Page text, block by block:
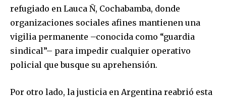
Join our community of
SUBSCRIBERS and be part of the
refugiado en Lauca Ñ, Cochabamba, donde
organizaciones sociales afines mantienen una
vigilia permanente –conocida como “guardia
sindical”– para impedir cualquier operativo
policial que busque su aprehensión.
Por otro lado, la justicia en Argentina reabrió esta